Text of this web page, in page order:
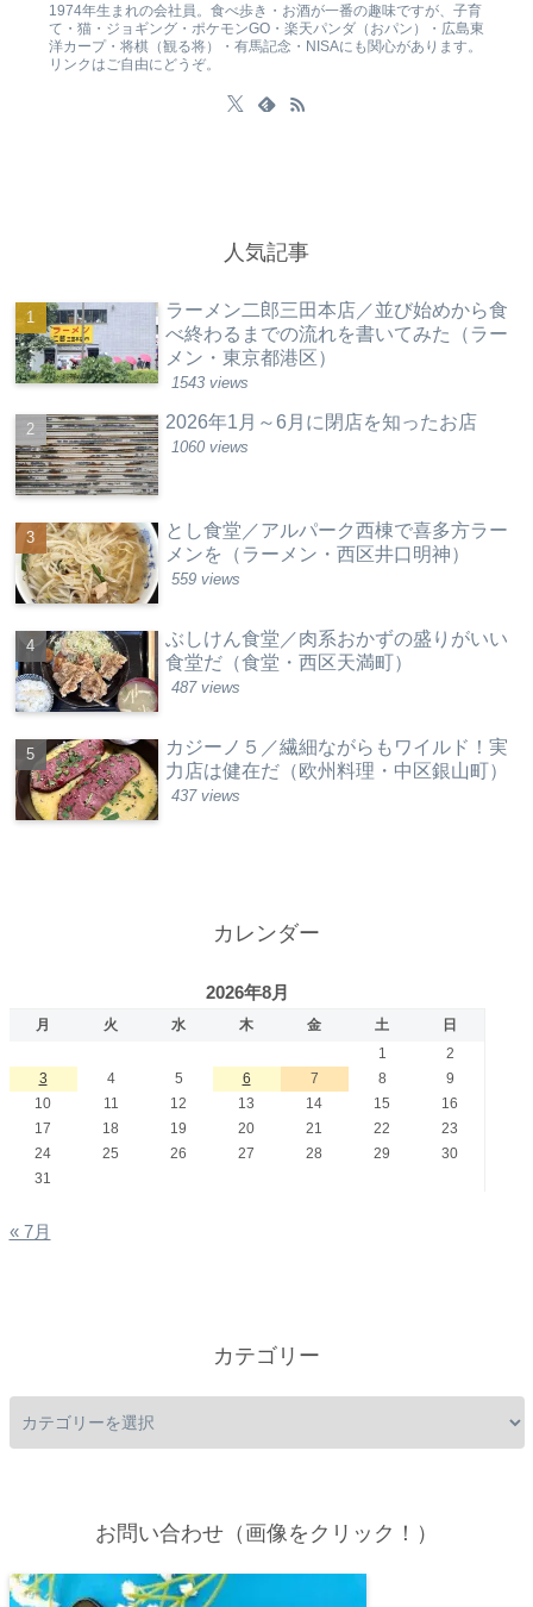
1974年生まれの会社員。食べ歩き・お酒が一番の趣味ですが、子育
て・猫・ジョギング・ポケモンGO・楽天パンダ（おパン）・広島東
洋カープ・将棋（観る将）・有馬記念・NISAにも関心があります。
リンクはご自由にどうぞ。
人気記事
ラーメン二郎三田本店／並び始めから食
べ終わるまでの流れを書いてみた（ラー
メン・東京都港区）
1543 views
2026年1月～6月に閉店を知ったお店
1060 views
とし食堂／アルパーク西棟で喜多方ラー
メンを（ラーメン・西区井口明神）
559 views
ぶしけん食堂／肉系おかずの盛りがいい
食堂だ（食堂・西区天満町）
487 views
カジーノ５／繊細ながらもワイルド！実
力店は健在だ（欧州料理・中区銀山町）
437 views
カレンダー
2026年8月
月 火 水 木 金 土
日
1
2
3
4 5 6 7 8
9
10
11 12 13 14 15
16
17
18 19 20 21 22
23
24
25 26 27 28 29
30
31
« 7月
カテゴリー
お問い合わせ（画像をクリック！）